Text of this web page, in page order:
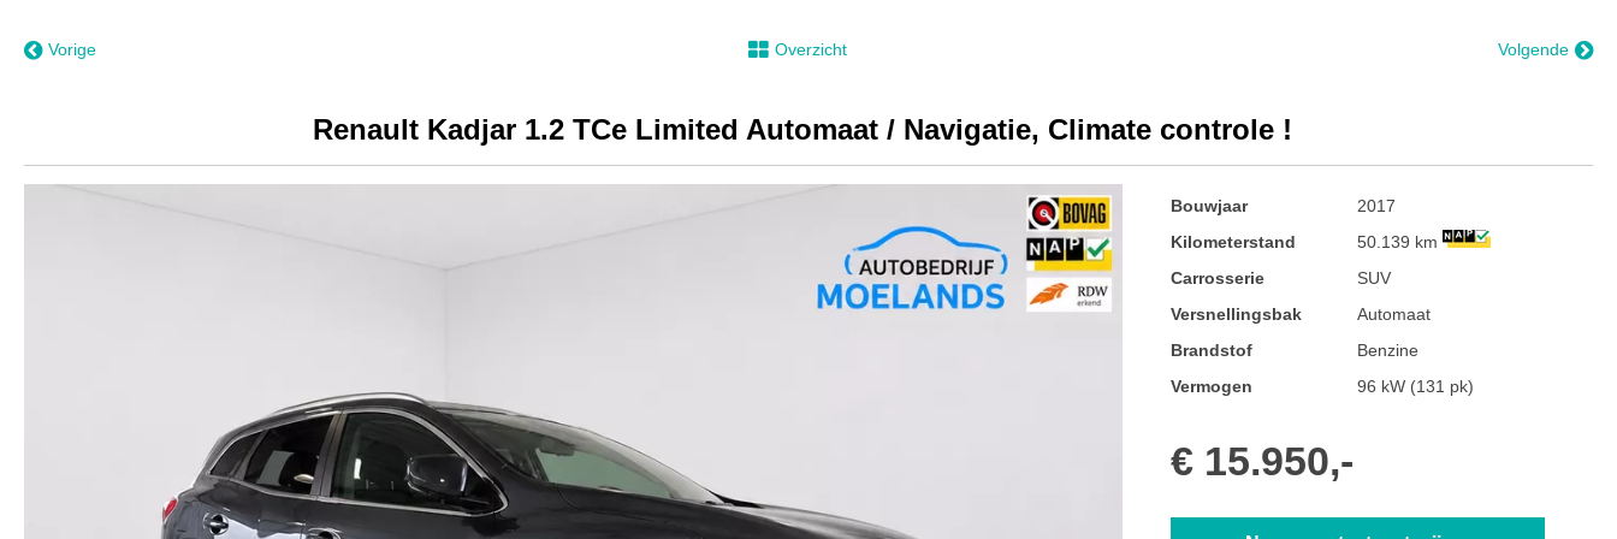
Vorige Overzicht Volgende
Renault Kadjar 1.2 TCe Limited Automaat / Navigatie, Climate controle !
Bouwjaar
2017
Kilometerstand
50.139 km
Carrosserie
SUV
Versnellingsbak
Automaat
Brandstof
Benzine
Vermogen
96 kW (131 pk)
€ 15.950,-